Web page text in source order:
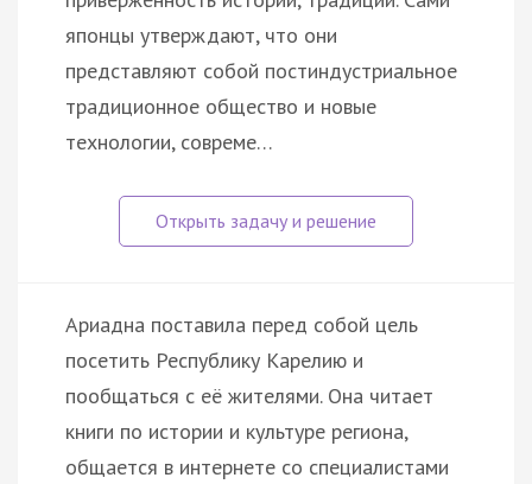
японцы утверждают, что они
представляют собой постиндустриальное
традиционное общество и новые
технологии, совреме…
Ариадна поставила перед собой цель
посетить Республику Карелию и
пообщаться с её жителями. Она читает
книги по истории и культуре региона,
общается в интернете со специалистами